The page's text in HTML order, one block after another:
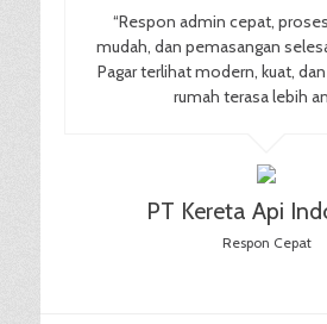
“Respon admin cepat,
mudah, dan pemasangan
Pagar terlihat modern, kuat,
rumah terasa lebih
PT Kereta Api
Respon Cepat